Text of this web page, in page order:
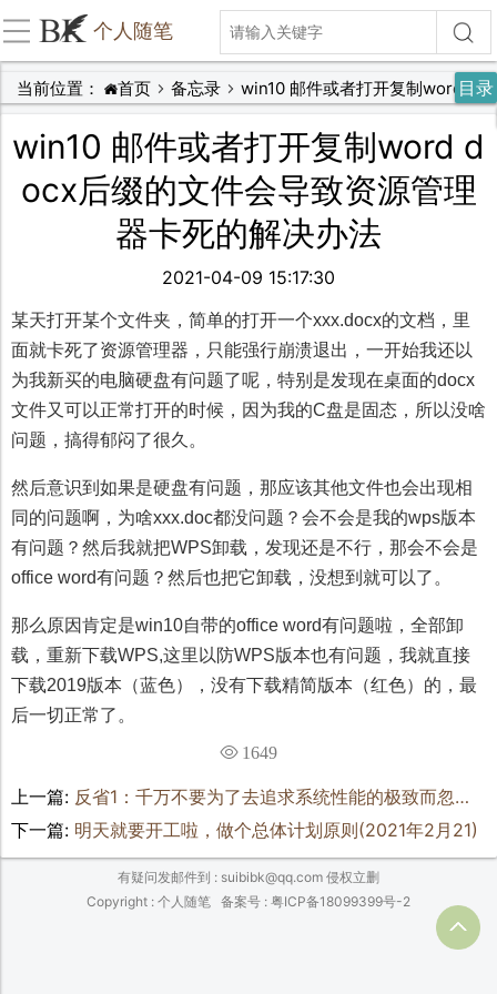
个人随笔
目录
当前位置： 首页 备忘录 win10 邮件或者打开复制word docx后缀的文件会导致资源管理器卡死的解决办法
win10 邮件或者打开复制word d
ocx后缀的文件会导致资源管理
器卡死的解决办法
2021-04-09 15:17:30
某天打开某个文件夹，简单的打开一个xxx.docx的文档，里
面就卡死了资源管理器，只能强行崩溃退出，一开始我还以
为我新买的电脑硬盘有问题了呢，特别是发现在桌面的docx
文件又可以正常打开的时候，因为我的C盘是固态，所以没啥
问题，搞得郁闷了很久。
然后意识到如果是硬盘有问题，那应该其他文件也会出现相
同的问题啊，为啥xxx.doc都没问题？会不会是我的wps版本
有问题？然后我就把WPS卸载，发现还是不行，那会不会是
office word有问题？然后也把它卸载，没想到就可以了。
那么原因肯定是win10自带的office word有问题啦，全部卸
载，重新下载WPS,这里以防WPS版本也有问题，我就直接
下载2019版本（蓝色），没有下载精简版本（红色）的，最
后一切正常了。
1649
上一篇: 反省1：千万不要为了去追求系统性能的极致而忽略了业务安全的保障
下一篇: 明天就要开工啦，做个总体计划原则(2021年2月21)
有疑问发邮件到 : suibibk@qq.com 侵权立删
Copyright : 个人随笔 备案号 : 粤ICP备18099399号-2